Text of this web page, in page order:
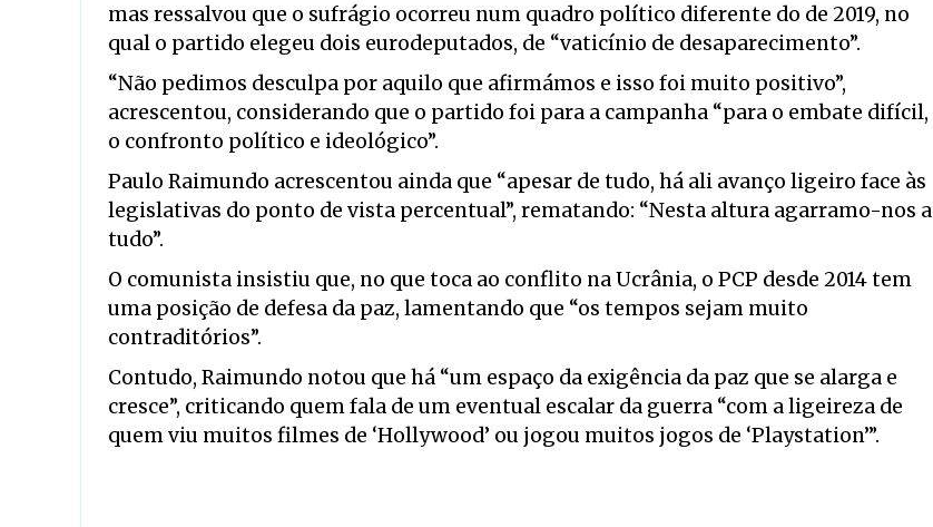
mas ressalvou que o sufrágio ocorreu num quadro político diferente do de 2019, no
qual o partido elegeu dois eurodeputados, de “vaticínio de desaparecimento”.
“Não pedimos desculpa por aquilo que afirmámos e isso foi muito positivo”,
acrescentou, considerando que o partido foi para a campanha “para o embate difícil,
o confronto político e ideológico”.
Paulo Raimundo acrescentou ainda que “apesar de tudo, há ali avanço ligeiro face às
legislativas do ponto de vista percentual”, rematando: “Nesta altura agarramo-nos a
tudo”.
O comunista insistiu que, no que toca ao conflito na Ucrânia, o PCP desde 2014 tem
uma posição de defesa da paz, lamentando que “os tempos sejam muito
contraditórios”.
Contudo, Raimundo notou que há “um espaço da exigência da paz que se alarga e
cresce”, criticando quem fala de um eventual escalar da guerra “com a ligeireza de
quem viu muitos filmes de ‘Hollywood’ ou jogou muitos jogos de ‘Playstation’”.